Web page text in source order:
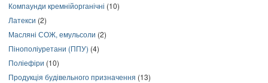
Компаунди кремнійорганічні (10)
Латекси (2)
Масляні СОЖ, емульсоли (2)
Пінополіуретани (ППУ) (4)
Поліефіри (10)
Продукція будівельного призначення (13)